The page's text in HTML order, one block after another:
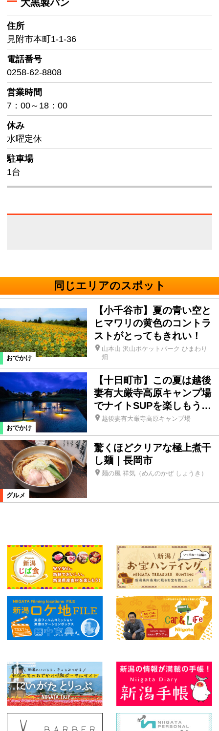
大黒製パン
住所
見附市本町1-1-36
電話番号
0258-62-8808
営業時間
7：00～18：00
休み
水曜定休
駐車場
1台
同じエリアのスポット
おでかけ
【小千谷市】夏の青い空と
ヒマワリの黄色のコントラ
ストがとってもきれい！
山本山 沢山ポケットパーク ひまわり
畑
おでかけ
【十日町市】この夏は越後
妻有大厳寺高原キャンプ場
でナイトSUPを楽しもう…
越後妻有大厳寺高原キャンプ場
グルメ
驚くほどクリアな極上煮干
し麺｜長岡市
麺の風 祥気（めんのかぜ しょうき）